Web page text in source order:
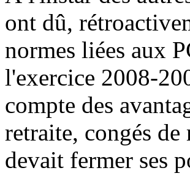
ont dû,
normes liées aux
l'exercice 2008-
compte des
retraite, congés
devait fermer ses